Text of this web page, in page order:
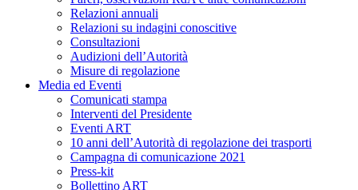
Relazioni annuali
Relazioni su indagini conoscitive
Consultazioni
Audizioni dell’Autorità
Misure di regolazione
Media ed Eventi
Comunicati stampa
Interventi del Presidente
Eventi ART
10 anni dell’Autorità di regolazione dei trasporti
Campagna di comunicazione 2021
Press-kit
Bollettino ART